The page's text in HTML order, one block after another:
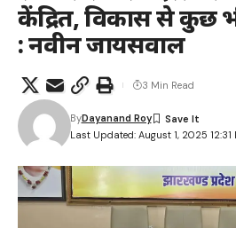
केंद्रित, विकास से कुछ
: नवीन जायसवाल
Last Updated: August 1, 2025 12:31
ByDayanand Roy
3 Min Read